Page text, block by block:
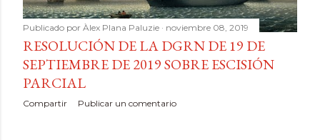
Publicado por Àlex Plana Paluzie noviembre 08, 2019
RESOLUCIÓN DE LA DGRN DE 19 DE
SEPTIEMBRE DE 2019 SOBRE ESCISIÓN
PARCIAL
Compartir Publicar un comentario